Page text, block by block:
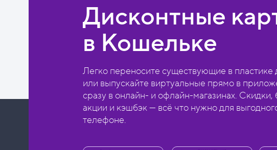
Дисконтные
в Кошельке
Легко переносите существующие в
или выпускайте виртуальные прямо в
сразу в онлайн- и офлайн-магазинах.
акции и кэшбэк — всё что нужно для
телефоне.